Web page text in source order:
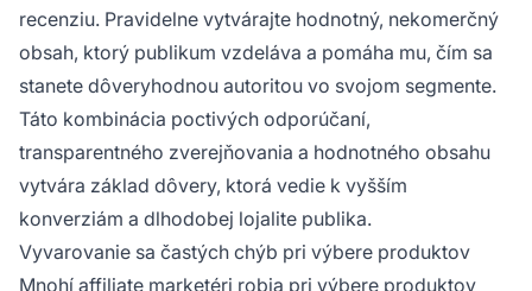
recenziu. Pravidelne vytvárajte hodnotný, nekomerčný
obsah, ktorý publikum vzdeláva a pomáha mu, čím sa
stanete dôveryhodnou autoritou vo svojom segmente.
Táto kombinácia poctivých odporúčaní,
transparentného zverejňovania a hodnotného obsahu
vytvára základ dôvery, ktorá vedie k vyšším
konverziám a dlhodobej lojalite publika.
Vyvarovanie sa častých chýb pri výbere produktov
Mnohí affiliate marketéri robia pri výbere produktov